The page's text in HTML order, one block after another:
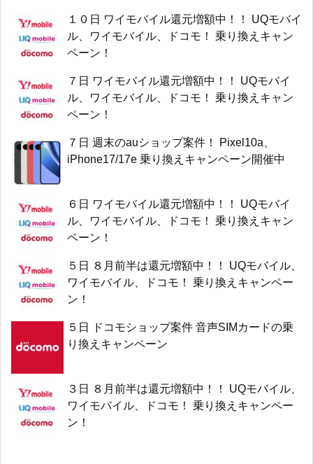
１０日 ワイモバイル還元増額中！！ UQモバイ
ル、ワイモバイル、ドコモ！ 乗り換えキャン
ペーン！
７日 ワイモバイル還元増額中！！ UQモバイ
ル、ワイモバイル、ドコモ！ 乗り換えキャン
ペーン！
７日 週末のauショップ案件！ Pixel10a、
iPhone17/17e 乗り換えキャンペーン開催中
６日 ワイモバイル還元増額中！！ UQモバイ
ル、ワイモバイル、ドコモ！ 乗り換えキャン
ペーン！
５日 ８月前半は還元増額中！！ UQモバイル、
ワイモバイル、ドコモ！ 乗り換えキャンペー
ン！
５日 ドコモショップ案件 音声SIMカードの乗
り換えキャンペーン
３日 ８月前半は還元増額中！！ UQモバイル、
ワイモバイル、ドコモ！ 乗り換えキャンペー
ン！